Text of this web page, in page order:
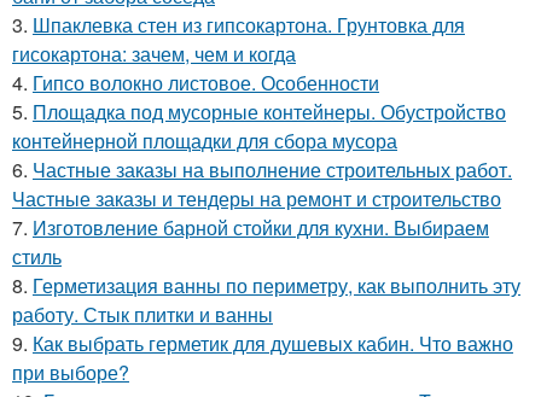
3. Шпаклевка стен из гипсокартона. Грунтовка для
гисокартона: зачем, чем и когда
4. Гипсо волокно листовое. Особенности
5. Площадка под мусорные контейнеры. Обустройство
контейнерной площадки для сбора мусора
6. Частные заказы на выполнение строительных работ.
Частные заказы и тендеры на ремонт и строительство
7. Изготовление барной стойки для кухни. Выбираем
стиль
8. Герметизация ванны по периметру, как выполнить эту
работу. Стык плитки и ванны
9. Как выбрать герметик для душевых кабин. Что важно
при выборе?